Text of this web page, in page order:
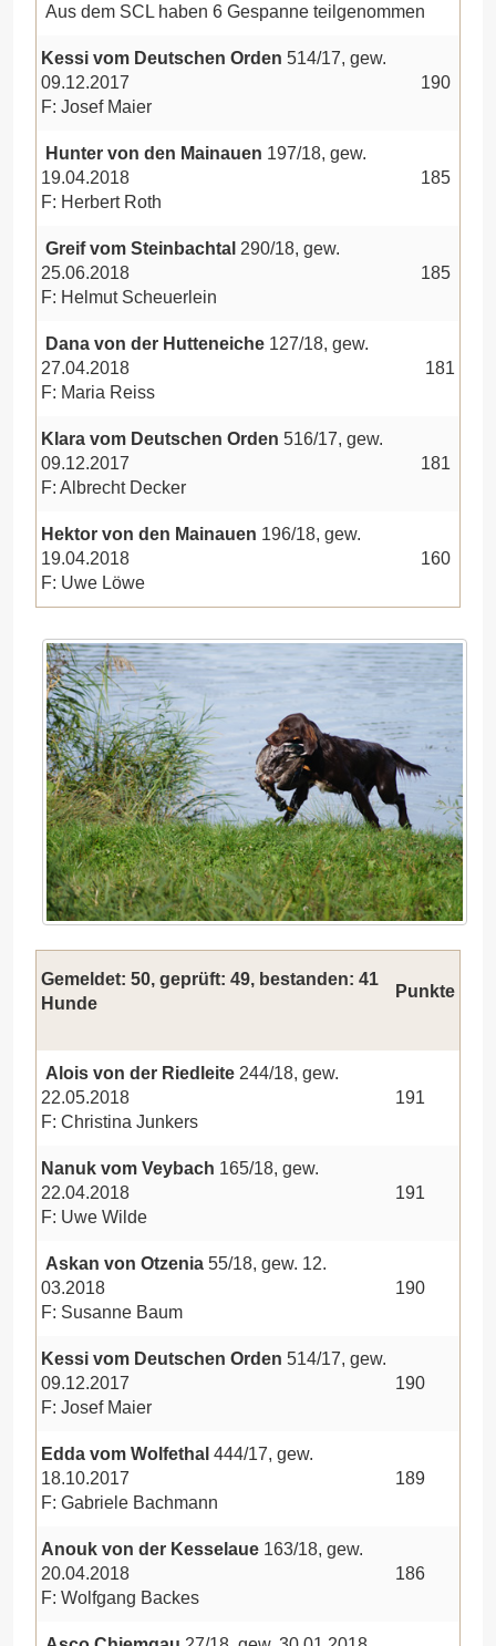
Aus dem SCL haben 6 Gespanne teilgenommen
Kessi vom Deutschen Orden 514/17, gew.
09.12.2017
F: Josef Maier
190
Hunter von den Mainauen 197/18, gew.
19.04.2018
F: Herbert Roth
185
Greif vom Steinbachtal 290/18, gew.
25.06.2018
F: Helmut Scheuerlein
185
Dana von der Hutteneiche 127/18, gew.
27.04.2018
F: Maria Reiss
181
Klara vom Deutschen Orden 516/17, gew.
09.12.2017
F: Albrecht Decker
181
Hektor von den Mainauen 196/18, gew.
19.04.2018
F: Uwe Löwe
160
Gemeldet: 50, geprüft: 49, bestanden: 41
Hunde
Punkte
Alois von der Riedleite 244/18, gew.
22.05.2018
F: Christina Junkers
191
Nanuk vom Veybach 165/18, gew.
22.04.2018
F: Uwe Wilde
191
Askan von Otzenia 55/18, gew. 12.
03.2018
F: Susanne Baum
190
Kessi vom Deutschen Orden 514/17, gew.
09.12.2017
F: Josef Maier
190
Edda vom Wolfethal 444/17, gew.
18.10.2017
F: Gabriele Bachmann
189
Anouk von der Kesselaue 163/18, gew.
20.04.2018
F: Wolfgang Backes
186